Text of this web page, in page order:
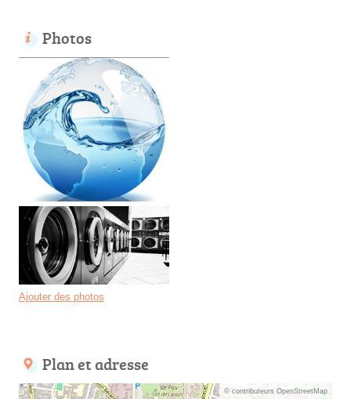
Photos
Ajouter des photos
Plan et adresse
© contributeurs OpenStreetMap